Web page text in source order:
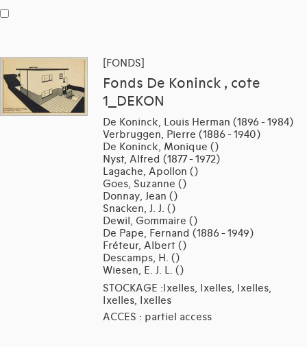
[FONDS]
Fonds De Koninck , cote
1_DEKON
De Koninck, Louis Herman (1896 - 1984)
Verbruggen, Pierre (1886 - 1940)
De Koninck, Monique ()
Nyst, Alfred (1877 - 1972)
Lagache, Apollon ()
Goes, Suzanne ()
Donnay, Jean ()
Snacken, J. J. ()
Dewil, Gommaire ()
De Pape, Fernand (1886 - 1949)
Fréteur, Albert ()
Descamps, H. ()
Wiesen, E. J. L. ()
STOCKAGE :Ixelles, Ixelles, Ixelles,
Ixelles, Ixelles
ACCES : partiel access